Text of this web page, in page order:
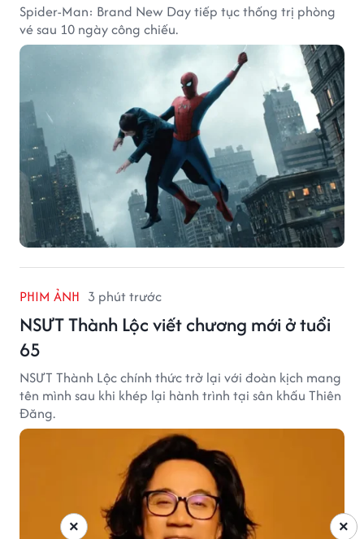
Spider-Man: Brand New Day tiếp tục thống trị phòng
vé sau 10 ngày công chiếu.
PHIM ẢNH 3 phút trước
NSƯT Thành Lộc viết chương mới ở tuổi
65
NSƯT Thành Lộc chính thức trở lại với đoàn kịch mang
tên mình sau khi khép lại hành trình tại sân khấu Thiên
Đăng.
×
×